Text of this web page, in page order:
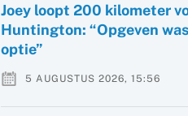
Joey loopt 200 kilometer
Huntington: “Opgeven
optie”
5 AUGUSTUS 2026, 15:56